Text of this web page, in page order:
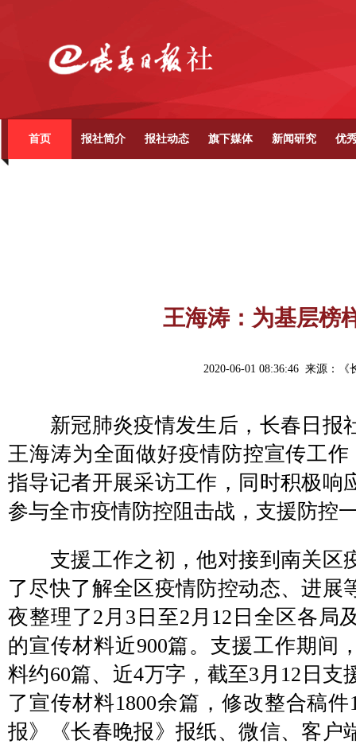
首页 报社简介 报社动态 旗下媒体 新闻研究 优
王海涛：为基层榜
2020-06-01 08:36:46 来源：
新冠肺炎疫情发生后，长春日报
王海涛为全面做好疫情防控宣传工
指导记者开展采访工作，同时积极响
参与全市疫情防控阻击战，支援防控
支援工作之初，他对接到南关区
了尽快了解全区疫情防控动态、进展
夜整理了2月3日至2月12日全区各局
的宣传材料近900篇。支援工作期间
料约60篇、近4万字，截至3月12日支
了宣传材料1800余篇，修改整合稿
报》《长春晚报》报纸、微信、客户